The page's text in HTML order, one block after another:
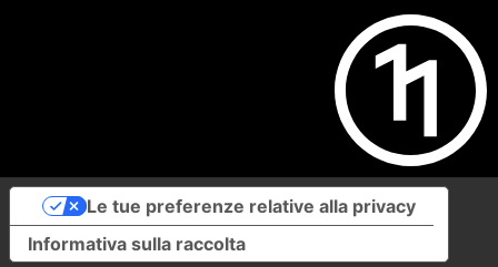
Informativa sulla raccolta
Le tue preferenze relative alla privacy